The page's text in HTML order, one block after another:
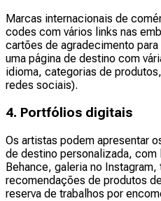
Marcas internacionais de
codes com vários links nas
cartões de agradecimento
uma página de destino com
idioma, categorias de
redes sociais).
4. Portfólios digitais
Os artistas podem apresentar
de destino personalizada,
Behance, galeria no Instagram,
recomendações de produtos
reserva de trabalhos por